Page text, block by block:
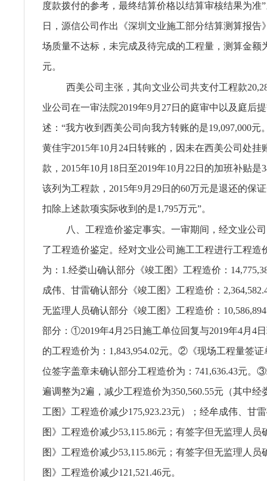
度款拨付的参考，最终结算价格以结算审核结果为准”
日，源信公司作出《深圳文业施工部分结算测算报告
场质量不达标，未完成及待完成的工程量，测算金额
元。
西美公司主张，其向文业公司共支付工程款
业公司在一审法院2019年9月27日的庭审中以及庭后
述：“我方收到西美公司向我方转账的是19,097,000元
黄佳宇2015年10月24日转账的，因未在西美公司处挂
款，2015年10月18日至2019年10月22日的加班补贴是
该列为工程款，2015年9月29日的60万元是退还的保
扣除上述款项实际收到的是1,795万元”。
八、工程造价鉴定事实。一审期间，经文业公
了工程造价鉴定。经对文业公司施工工程进行工程造
为：1.经娄山确认部分《竣工图》工程造价：
成伟、甘雷确认部分《竣工图》工程造价：
无监理人员确认部分《竣工图》工程造价：
部分：①2019年4月25日施工单位回复与2019年4月4
的工程造价为：1,843,954.02元。②《现场工程量签
位签字盖章未确认部分工程造价为：741,636.43元。
遍调整为2遍，减少工程造价为350,560.55元（其中经
工图》工程造价减少175,923.23元）；经牟成伟、甘
图》工程造价减少53,115.86元；有签字但无监理人员
图》工程造价减少53,115.86元；有签字但无监理人员
图》工程造价减少121,521.46元。